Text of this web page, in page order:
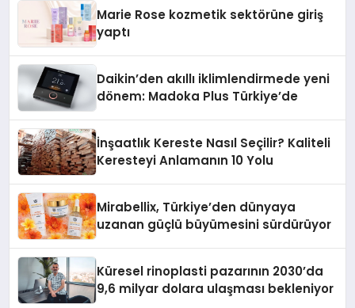
Marie Rose kozmetik sektörüne giriş
yaptı
Daikin’den akıllı iklimlendirmede yeni
dönem: Madoka Plus Türkiye’de
İnşaatlık Kereste Nasıl Seçilir? Kaliteli
Keresteyi Anlamanın 10 Yolu
Mirabellix, Türkiye’den dünyaya
uzanan güçlü büyümesini sürdürüyor
Küresel rinoplasti pazarının 2030’da
9,6 milyar dolara ulaşması bekleniyor